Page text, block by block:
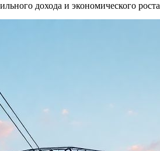
дохода и экономического роста